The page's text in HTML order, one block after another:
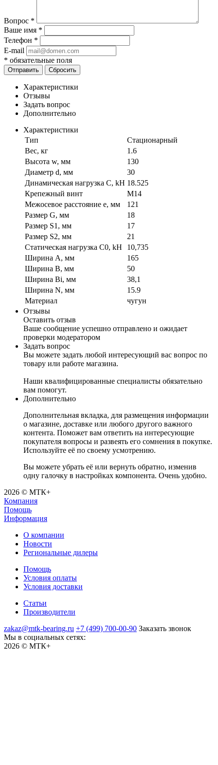
Вопрос *
Ваше имя *
Телефон *
E-mail
* обязательные поля
Отправить Сбросить
Характеристики
Отзывы
Задать вопрос
Дополнительно
Характеристики
Тип
Стационарный
Вес, кг
1.6
Высота w, мм
130
Диаметр d, мм
30
Динамическая нагрузка C, kН 18.525
Крепежный винт
M14
Межосевое расстояние e, мм
121
Размер G, мм
18
Размер S1, мм
17
Размер S2, мм
21
Статическая нагрузка C0, kH
10,735
Ширина A, мм
165
Ширина B, мм
50
Ширина Bi, мм
38,1
Ширина N, мм
15.9
Материал
чугун
Отзывы
Оставить отзыв
Ваше сообщение успешно отправлено и ожидает
проверки модератором
Задать вопрос
Вы можете задать любой интересующий вас вопрос по
товару или работе магазина.
Наши квалифицированные специалисты обязательно
вам помогут.
Дополнительно
Дополнительная вкладка, для размещения информации
о магазине, доставке или любого другого важного
контента. Поможет вам ответить на интересующие
покупателя вопросы и развеять его сомнения в покупке.
Используйте её по своему усмотрению.
Вы можете убрать её или вернуть обратно, изменив
одну галочку в настройках компонента. Очень удобно.
2026 © МТК+
Компания
Помощь
Информация
О компании
Новости
Региональные дилеры
Помощь
Условия оплаты
Условия доставки
Статьи
Производители
zakaz@mtk-bearing.ru +7 (499) 700-00-90 Заказать звонок
Мы в социальных сетях:
2026 © МТК+